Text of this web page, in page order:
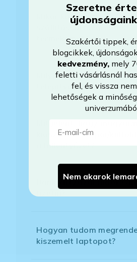
Mikor kapom meg a
szállítással megrendelt
termékemet?
Milyen szoftverek
telepítve a laptopra?
kiosztású európai/
a billentyűzet?
Bankkártyával tudok
Hogyan tudom
kiszemelt laptopot?
Szeretne
Szakértői tippek,
blogcikkek,
kedvezmény, mely
feletti vásárlásnál
fel, és vissza
lehetőségek a